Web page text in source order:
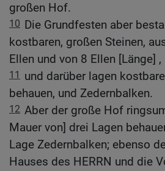
großen Hof.
10 Die Grundfesten aber
kostbaren, großen Steinen,
Ellen und von 8 Ellen [Länge] ,
11
und darüber lagen
behauen, und Zedernbalken.
12 Aber der große Hof
Mauer von] drei Lagen
Lage Zedernbalken; ebenso
Hauses des HERRN und die